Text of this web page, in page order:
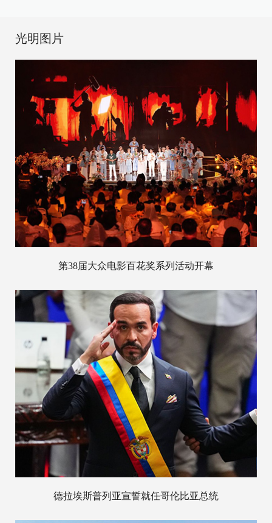
光明图片
第38届大众电影百花奖系列活动开幕
德拉埃斯普列亚宣誓就任哥伦比亚总统